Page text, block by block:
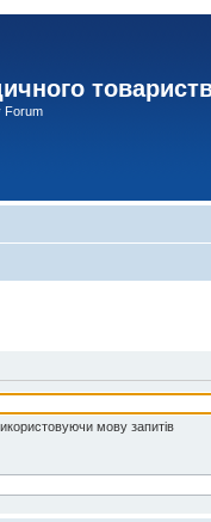
Forum
мову запитів